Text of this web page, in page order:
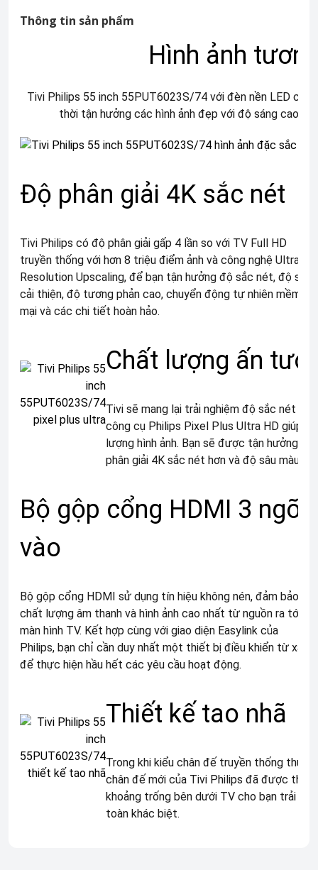
Thông tin sản phẩm
Hình ảnh
Tivi Philips 55 inch 55PUT6023S/74 với đèn nền LED có
thời tận hưởng các hình ảnh đẹp với độ sáng cao,
Độ phân giải 4K sắc nét
Tivi Philips có độ phân giải gấp 4 lần so với TV Full HD
truyền thống với hơn 8 triệu điểm ảnh và công nghệ Ultra
Resolution Upscaling, để bạn tận hưởng độ sắc nét, độ sâu
cải thiện, độ tương phản cao, chuyển động tự nhiên mềm
mại và các chi tiết hoàn hảo.
Chất lượng ấn
Tivi sẽ mang lại trải nghiệm độ sắc nét 4K
công cụ Philips Pixel Plus Ultra HD giúp
lượng hình ảnh. Bạn sẽ được tận hưởng
phân giải 4K sắc nét hơn và độ sâu màu
Bộ gộp cổng HDMI 3 ngõ
vào
Bộ gộp cổng HDMI sử dụng tín hiệu không nén, đảm bảo
chất lượng âm thanh và hình ảnh cao nhất từ nguồn ra tới
màn hình TV. Kết hợp cùng với giao diện Easylink của
Philips, bạn chỉ cần duy nhất một thiết bị điều khiển từ xa
để thực hiện hầu hết các yêu cầu hoạt động.
Thiết kế tao nhã
Trong khi kiểu chân đế truyền thống
chân đế mới của Tivi Philips đã được
khoảng trống bên dưới TV cho bạn trải
toàn khác biệt.